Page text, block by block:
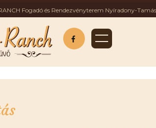
Fogadó és Rendezvényterem Nyíradony-